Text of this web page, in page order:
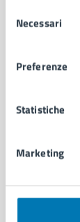
delNecessari
Preferenze
Statistiche
Marketing
Documenti e dati
Ambiente
Autorizzazioni
Cultura e
Educazione e
Giustizia e